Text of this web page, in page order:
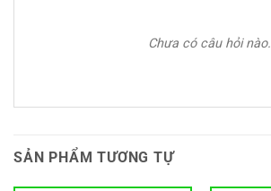
Chưa có câu hỏi nào.
SẢN PHẨM TƯƠNG TỰ